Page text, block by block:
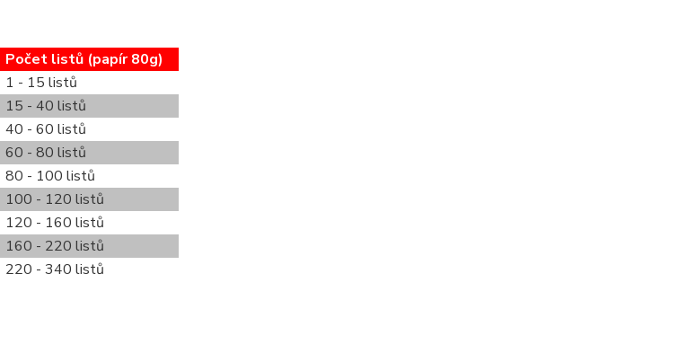
Počet listů (papír 80g)
1 - 15 listů
15 - 40 listů
40 - 60 listů
60 - 80 listů
80 - 100 listů
100 - 120 listů
120 - 160 listů
160 - 220 listů
220 - 340 listů